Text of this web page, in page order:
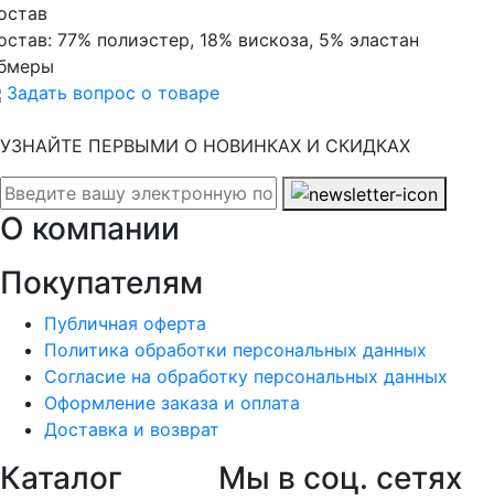
77% полиэстер, 18% вискоза, 5% эластан
Задать вопрос о товаре
УЗНАЙТЕ ПЕРВЫМИ О НОВИНКАХ И СКИДКАХ
О компании
Покупателям
Публичная оферта
Политика обработки персональных данных
Согласие на обработку персональных данных
Оформление заказа и оплата
Доставка и возврат
Каталог Мы в соц. сетях